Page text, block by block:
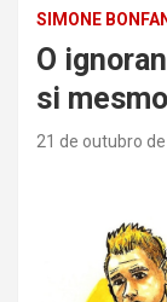
SIMONE
O
si
21 de outubro